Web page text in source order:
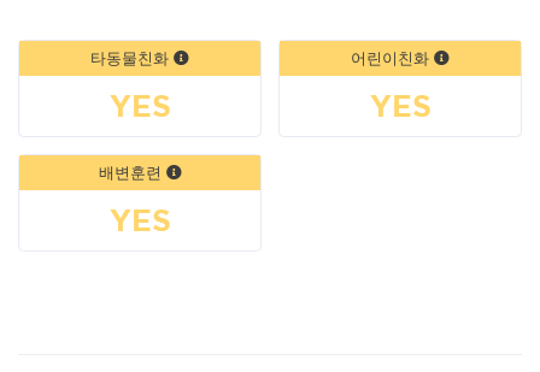
타동물친화
YES
어린이친화
YES
배변훈련
YES